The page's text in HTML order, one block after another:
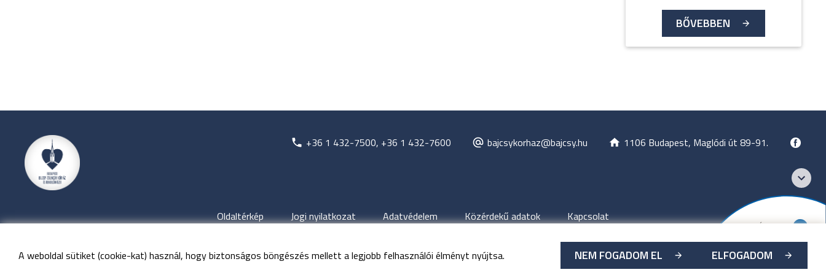
A weboldal sütiket (cookie-kat) használ, hogy biztonságos böngészés mellett a legjobb felhasználói élményt nyújtsa. NEM FOGADOM EL ELFOGADOM
BŐVEBBEN
+36 1 432-7500, +36 1 432-7600 bajcsykorhaz@bajcsy.hu 1106 Budapest, Maglódi út 89-91.
Oldaltérkép Jogi nyilatkozat Adatvédelem Közérdekű adatok Kapcsolat
©Minden jog fenntartva Budapesti Bajcsy-Zsilinszky Kórház és Rendelőintézet 2026